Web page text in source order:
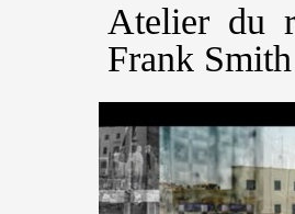
Atelier du
Frank Smith